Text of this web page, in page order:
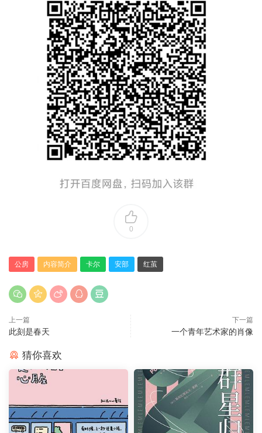
0
公房 内容简介 卡尔 安部 红茧
上一篇
此刻是春天
下一篇
一个青年艺术家的肖像
猜你喜欢